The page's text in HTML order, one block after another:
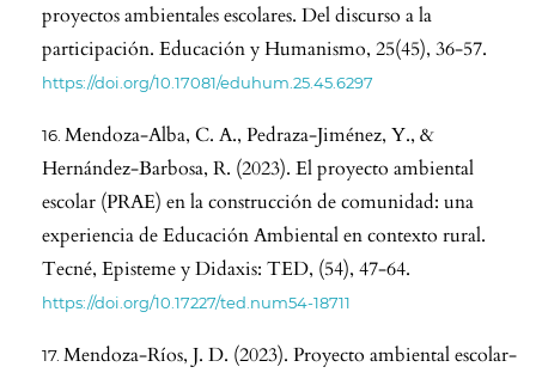
proyectos ambientales escolares. Del discurso a la
participación. Educación y Humanismo, 25(45), 36-57.
https://doi.org/10.17081/eduhum.25.45.6297
Mendoza-Alba, C. A., Pedraza-Jiménez, Y., &
Hernández-Barbosa, R. (2023). El proyecto ambiental
escolar (PRAE) en la construcción de comunidad: una
experiencia de Educación Ambiental en contexto rural.
Tecné, Episteme y Didaxis: TED, (54), 47-64.
https://doi.org/10.17227/ted.num54-18711
Mendoza-Ríos, J. D. (2023). Proyecto ambiental escolar-